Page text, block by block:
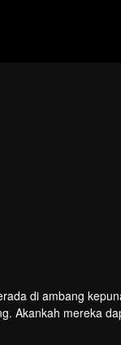
di ambang
Akankah mereka